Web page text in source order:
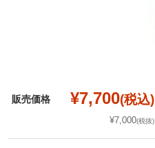
販売価格 ¥7,700(税込)
¥7,000(税抜)